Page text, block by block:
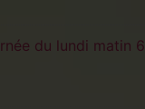
du lundi matin 6